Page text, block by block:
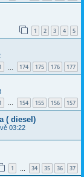
1 2 3 4 5
1 174 175 176 177
1 … 154 155 156 157
( diesel)
03:22
1 34 35 36 37